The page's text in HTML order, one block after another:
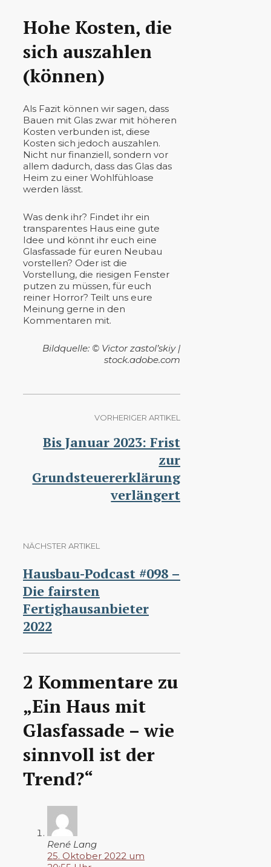
Hohe Kosten, die
sich auszahlen
(können)
Als Fazit können wir sagen, dass
Bauen mit Glas zwar mit höheren
Kosten verbunden ist, diese
Kosten sich jedoch auszahlen.
Nicht nur finanziell, sondern vor
allem dadurch, dass das Glas das
Heim zu einer Wohlfühloase
werden lässt.
Was denk ihr? Findet ihr ein
transparentes Haus eine gute
Idee und könnt ihr euch eine
Glasfassade für euren Neubau
vorstellen? Oder ist die
Vorstellung, die riesigen Fenster
putzen zu müssen, für euch
reiner Horror? Teilt uns eure
Meinung gerne in den
Kommentaren mit.
Bildquelle: © Victor zastol’skiy |
stock.adobe.com
VORHERIGER ARTIKEL
Bis Januar 2023: Frist
zur
Grundsteuererklärung
verlängert
NÄCHSTER ARTIKEL
Hausbau-Podcast #098 –
Die fairsten
Fertighausanbieter
2022
2 Kommentare zu
„Ein Haus mit
Glasfassade – wie
sinnvoll ist der
Trend?“
René Lang
25. Oktober 2022 um